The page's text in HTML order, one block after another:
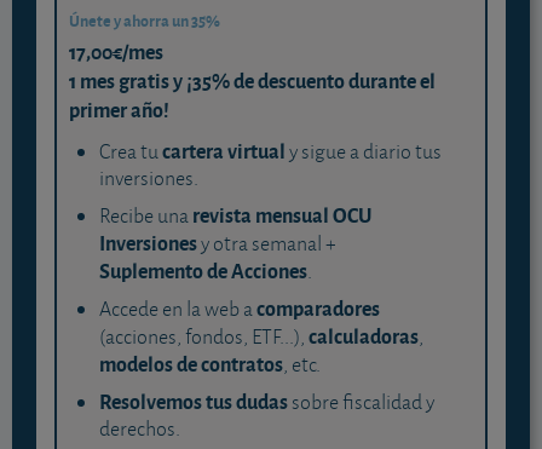
Únete y ahorra un 35%
17,00€/mes
1 mes gratis y ¡35% de descuento durante el
primer año!
Crea tucartera virtualy sigue a diario tus
inversiones.
Recibe unarevista mensual OCU
Inversionesy otra semanal +
Suplemento de Acciones.
Accede en la web acomparadores
(acciones, fondos, ETF...),calculadoras,
modelos de contratos, etc.
Resolvemos tus dudassobre fiscalidad y
derechos.